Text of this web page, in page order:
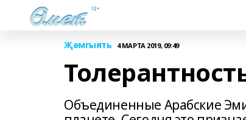
Җәмгыять 4 МАРТА 2019, 09:49
Объединенные Арабские